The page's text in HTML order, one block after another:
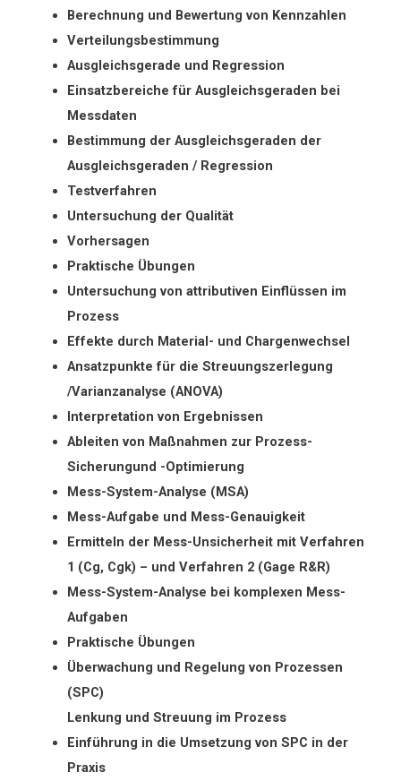
Berechnung und Bewertung von Kennzahlen
Verteilungsbestimmung
Ausgleichsgerade und Regression
Einsatzbereiche für Ausgleichsgeraden bei
Messdaten
Bestimmung der Ausgleichsgeraden der
Ausgleichsgeraden / Regression
Testverfahren
Untersuchung der Qualität
Vorhersagen
Praktische Übungen
Untersuchung von attributiven Einflüssen im
Prozess
Effekte durch Material- und Chargenwechsel
Ansatzpunkte für die Streuungszerlegung
/Varianzanalyse (ANOVA)
Interpretation von Ergebnissen
Ableiten von Maßnahmen zur Prozess-
Sicherungund -Optimierung
Mess-System-Analyse (MSA)
Mess-Aufgabe und Mess-Genauigkeit
Ermitteln der Mess-Unsicherheit mit Verfahren
1 (Cg, Cgk) – und Verfahren 2 (Gage R&R)
Mess-System-Analyse bei komplexen Mess-
Aufgaben
Praktische Übungen
Überwachung und Regelung von Prozessen
(SPC)
Lenkung und Streuung im Prozess
Einführung in die Umsetzung von SPC in der
Praxis